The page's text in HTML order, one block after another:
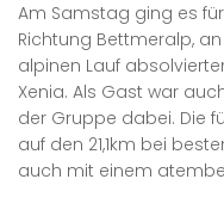
Am Samstag ging es
Richtung Bettmeralp,
alpinen Lauf
Xenia. Als Gast war
der Gruppe dabei. Die
auf den 21,1km bei
auch mit einem